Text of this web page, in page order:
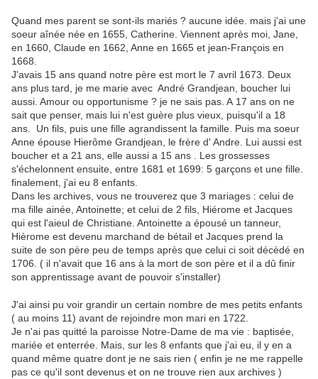
Quand mes parent se sont-ils mariés ? aucune idée. mais j'ai une
soeur aînée née en 1655, Catherine. Viennent après moi, Jane,
en 1660, Claude en 1662, Anne en 1665 et jean-François en
1668.
J'avais 15 ans quand notre père est mort le 7 avril 1673. Deux
ans plus tard, je me marie avec André Grandjean, boucher lui
aussi. Amour ou opportunisme ? je ne sais pas. A 17 ans on ne
sait que penser, mais lui n'est guère plus vieux, puisqu'il a 18
ans. Un fils, puis une fille agrandissent la famille. Puis ma soeur
Anne épouse Hierôme Grandjean, le frère d' Andre. Lui aussi est
boucher et a 21 ans, elle aussi a 15 ans . Les grossesses
s'échelonnent ensuite, entre 1681 et 1699: 5 garçons et une fille.
finalement, j'ai eu 8 enfants.
Dans les archives, vous ne trouverez que 3 mariages : celui de
ma fille ainée, Antoinette; et celui de 2 fils, Hiérome et Jacques
qui est l'aieul de Christiane. Antoinette a épousé un tanneur,
Hièrome est devenu marchand de bétail et Jacques prend la
suite de son père peu de temps après que celui ci soit décèdé en
1706. ( il n'avait que 16 ans à la mort de son père et il a dû finir
son apprentissage avant de pouvoir s'installer)
J'ai ainsi pu voir grandir un certain nombre de mes petits enfants
( au moins 11) avant de rejoindre mon mari en 1722.
Je n'ai pas quitté la paroisse Notre-Dame de ma vie : baptisée,
mariée et enterrée. Mais, sur les 8 enfants que j'ai eu, il y en a
quand même quatre dont je ne sais rien ( enfin je ne me rappelle
pas ce qu'il sont devenus et on ne trouve rien aux archives )